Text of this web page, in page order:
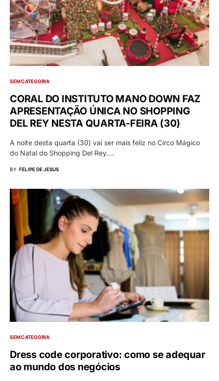
SEM CATEGORIA
CORAL DO INSTITUTO MANO DOWN FAZ
APRESENTAÇÃO ÚNICA NO SHOPPING
DEL REY NESTA QUARTA-FEIRA (30)
A noite desta quarta (30) vai ser mais feliz no Circo Mágico
do Natal do Shopping Del Rey.…
BY FELIPE DE JESUS
SEM CATEGORIA
Dress code corporativo: como se adequar
ao mundo dos negócios